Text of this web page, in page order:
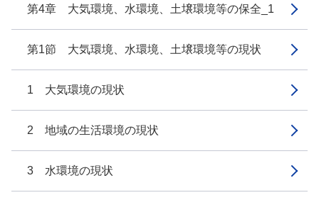
第4章 大気環境、水環境、土壌環境等の保全_1
第1節 大気環境、水環境、土壌環境等の現状
1 大気環境の現状
2 地域の生活環境の現状
3 水環境の現状